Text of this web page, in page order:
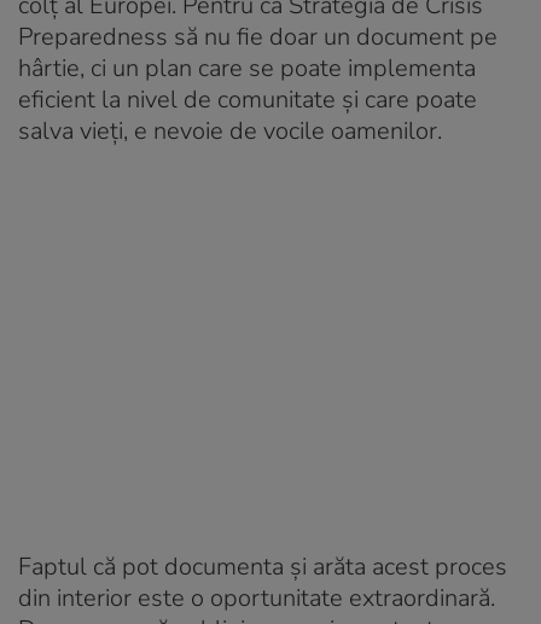
Preparedness să nu fie doar un document pe
hârtie, ci un plan care se poate implementa
eficient la nivel de comunitate și care poate
salva vieți, e nevoie de vocile oamenilor.
Faptul că pot documenta și arăta acest proces
din interior este o oportunitate extraordinară.